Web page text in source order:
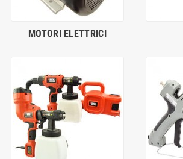
MOTORI ELETTRICI